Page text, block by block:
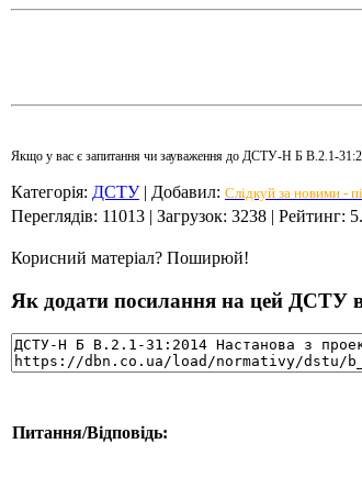
Якщо у вас є запитання чи зауваження до ДСТУ-Н Б В.2.1-
Категорія: ДСТУ| Добавил: Слідкуй за новими -
Переглядів: 11013 | Загрузок: 3238 | Рейтинг:
Корисний матеріал? Поширюй!
Як додати посилання на цей ДСТУ в
Питання/Відповідь: